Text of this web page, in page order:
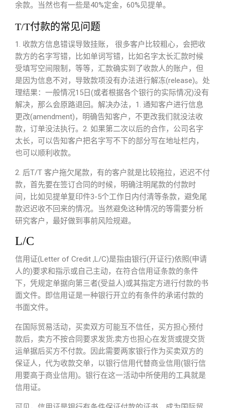
余款。当然也有一些是40%定金，60%见提单。
T/T付款的常见问题
1. 收款方信息错误导致挂账， 很多客户比较粗心，会把收
款方的名字写错，比如单词写错，比如名字太长汇款时候
受填写空间限制，等等，汇款确实到了收款人的账户，但
是因为信息不对，导致款项没有办法进行解冻(release)。处
理结果：一般情况15日(或者根据各个银行的实际情况)没有
解决，那么会原路退回。解决办法，1. 通知客户进行信息
更改(amendment)，明确告知客户，不更改我们就没法收
款，订单没法执行。2. 如果第二次以后的合作，公司名字
太长，可以告知客户把名字写不下的部分写在地址栏内，
也可以顺利收款。
2. 后T/T 客户拖欠尾款，有的客户就是比较拖拉，迟迟不付
款，首先要在签订合同的时候，明确注明尾款的付款时
间，比如见提单复印件3-5个工作日内付清等条款，避免尾
款迟迟收不回来的情况。当然避免这种情况的等需要分析
研究客户，最好做到事前风险规避。
L/C
信用证(Letter of Credit ,L/C)是指由银行(开证行)依照(申请
人的)要求和指示或自己主动，在符合信用证条款的条件
下，凭规定单据向第三者(受益人)或其指定方进行付款的书
面文件。即信用证是一种银行开立的有条件的承诺付款的
书面文件。
在国际贸易活动，买卖双方可能互不信任，买方担心预付
款后，卖方不按合同要求发货;卖方也担心在发货或提交货
运单据后买方不付款。因此需要两家银行作为买卖双方的
保证人，代为收款交单，以银行信用代替商业信用(银行信
用要高于商业信用)。银行在这一活动中所使用的工具就是
信用证。